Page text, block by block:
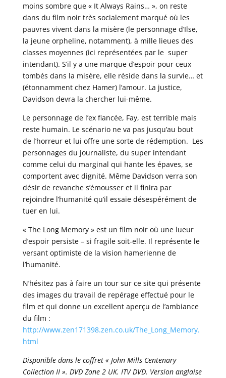
moins sombre que « It Always Rains… », on reste
dans du film noir très socialement marqué où les
pauvres vivent dans la misère (le personnage d’Ilse,
la jeune orpheline, notamment), à mille lieues des
classes moyennes (ici représentées par le super
intendant). S’il y a une marque d’espoir pour ceux
tombés dans la misère, elle réside dans la survie… et
(étonnamment chez Hamer) l’amour. La justice,
Davidson devra la chercher lui-même.
Le personnage de l’ex fiancée, Fay, est terrible mais
reste humain. Le scénario ne va pas jusqu’au bout
de l’horreur et lui offre une sorte de rédemption. Les
personnages du journaliste, du super intendant
comme celui du marginal qui hante les épaves, se
comportent avec dignité. Même Davidson verra son
désir de revanche s’émousser et il finira par
rejoindre l’humanité qu’il essaie désespérément de
tuer en lui.
« The Long Memory » est un film noir où une lueur
d’espoir persiste – si fragile soit-elle. Il représente le
versant optimiste de la vision hamerienne de
l’humanité.
N’hésitez pas à faire un tour sur ce site qui présente
des images du travail de repérage effectué pour le
film et qui donne un excellent aperçu de l’ambiance
du film :
http://www.zen171398.zen.co.uk/The_Long_Memory.
html
Disponible dans le coffret « John Mills Centenary
Collection II ». DVD Zone 2 UK. ITV DVD. Version anglaise